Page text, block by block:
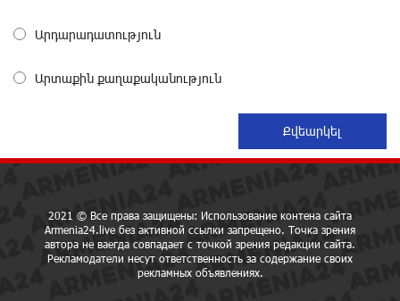
Предателя Пашиняна нужно скинуть с трона. Аршак
Карапетян
Зачем Пашинян полетел в Россию?․ Аршак
30 дней назад
ЕАБР
30 дней назад
Արդարադատություն
Արտաքին քաղաքականություն
2021 © Все права защищены: Использование контена сайта
Armenia24.live без активной ссылки запрещено. Точка зрения
автора не ваегда совпадает с точкой зрения редакции сайта.
Рекламодатели несут ответственность за содержание своих
рекламных объявлениях.